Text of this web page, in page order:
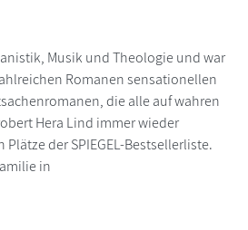
Musik und Theologie und war
Romanen sensationellen
die alle auf wahren
Hera Lind immer wieder
der SPIEGEL-Bestsellerliste.
in